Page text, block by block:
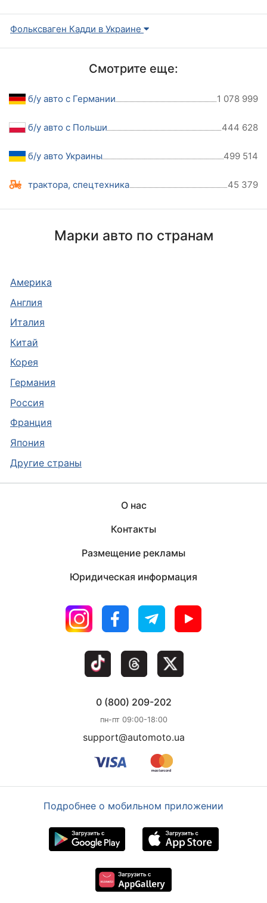
Фольксваген Кадди в Украине
Смотрите еще:
б/у авто с Германии 1 078 999
б/у авто с Польши 444 628
б/у авто Украины 499 514
трактора, спецтехника 45 379
Марки авто по странам
Америка
Англия
Италия
Китай
Корея
Германия
Россия
Франция
Япония
Другие страны
О нас
Контакты
Размещение рекламы
Юридическая информация
0 (800) 209-202
пн-пт 09:00-18:00
support@automoto.ua
Подробнее о мобильном приложении